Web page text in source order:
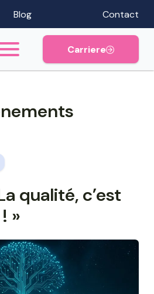
Blog Contact
Carriere
qualité, c’est
»